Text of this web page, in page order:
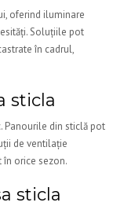
oferind iluminare
Soluțiile pot
în cadrul,
sticla
Panourile din sticlă pot
de ventilație
orice sezon.
sticla